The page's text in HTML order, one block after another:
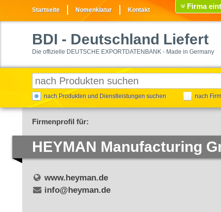
Startseite Nomenklatur Kontakt Firma
BDI - Deutschland Liefert
Die offizielle DEUTSCHE EXPORTDATENBANK - Made in Germany
nach Produkten und Dienstleistungen suchen nach
Firmenprofil für:
HEYMAN Manufacturing
www.heyman.de
info@heyman.de